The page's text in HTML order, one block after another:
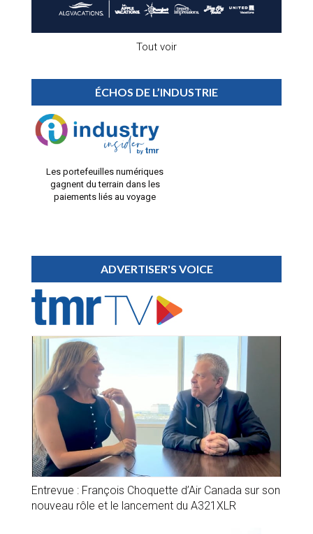
Tout voir
ÉCHOS DE L’INDUSTRIE
Les portefeuilles numériques
gagnent du terrain dans les
paiements liés au voyage
ADVERTISER'S VOICE
Entrevue : François Choquette d’Air Canada sur son
nouveau rôle et le lancement du A321XLR